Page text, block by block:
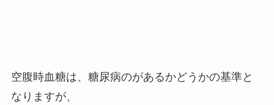
空腹時血糖は、糖尿病のがあるかどうかの基準と
なりますが、